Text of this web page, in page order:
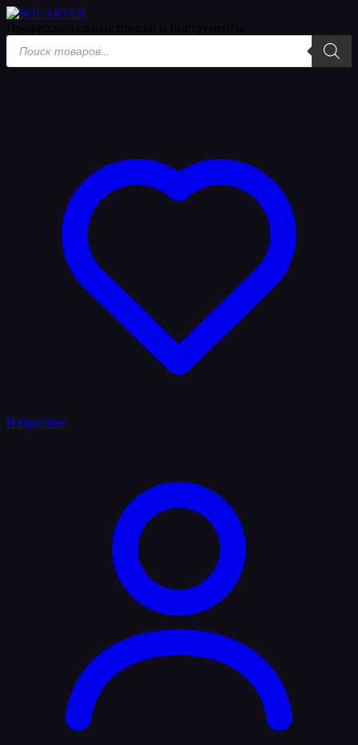
Поиск
товаров
Избранное